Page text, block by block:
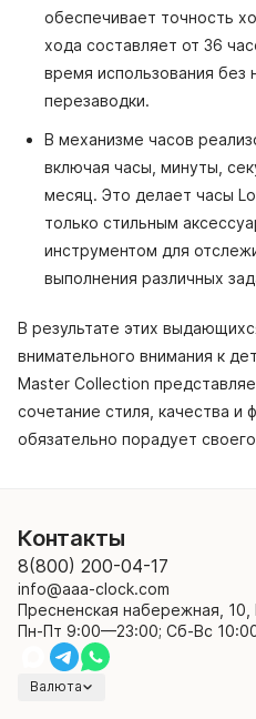
обеспечивает точность
хода составляет от 36
время использования без
перезаводки.
В механизме часов
включая часы, минуты,
месяц. Это делает часы
только стильным
инструментом для
выполнения различных
В результате этих
внимательного внимания к
Master Collection
сочетание стиля, качества и
обязательно порадует
Контакты
8(800) 200-04-17
info@aaa-clock.com
Пресненская набережная, 10,
Пн-Пт 9:00—23:00; Сб-Вс
Валюта